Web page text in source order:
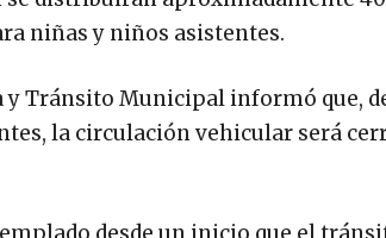
niñas y niños asistentes.
y Tránsito Municipal informó que,
la circulación vehicular será